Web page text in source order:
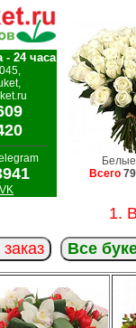
- 24 часа
Всего
1.
Все